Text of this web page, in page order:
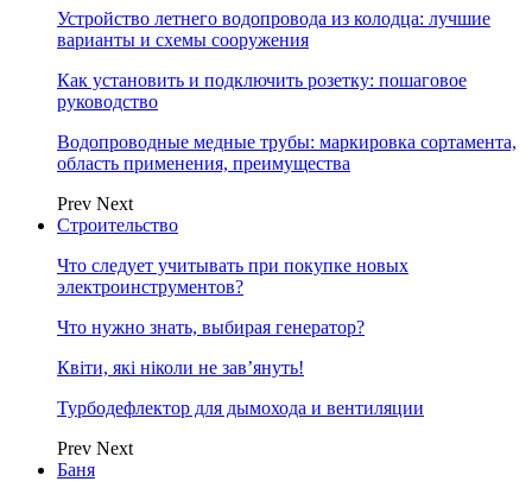
Устройство летнего водопровода из колодца: лучшие
варианты и схемы сооружения
Как установить и подключить розетку: пошаговое
руководство
Водопроводные медные трубы: маркировка сортамента,
область применения, преимущества
Prev Next
Строительство
Что следует учитывать при покупке новых
электроинструментов?
Что нужно знать, выбирая генератор?
Квіти, які ніколи не зав’януть!
Турбодефлектор для дымохода и вентиляции
Prev Next
Баня